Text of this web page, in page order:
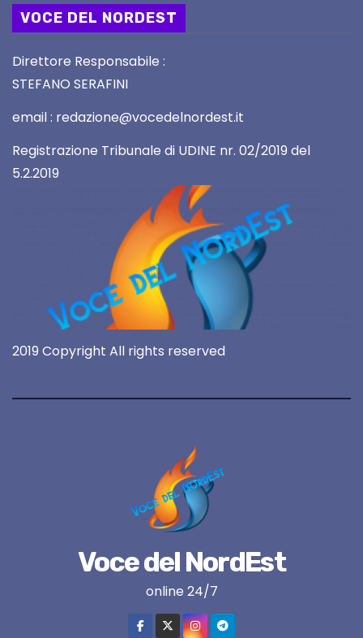
VOCE DEL NORDEST
Direttore Responsabile :
STEFANO SERAFINI
email : redazione@vocedelnordest.it
Registrazione Tribunale di UDINE nr. 02/2019 del
5.2.2019
2019 Copyright All rights reserved
Voce del NordEst
online 24/7